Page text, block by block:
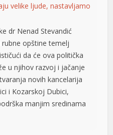
velike ljude, nastavljamo
dr Nenad Stevandić
opštine temelj
da će ova politička
u njihov razvoj i jačanje
novih kancelarija
i Kozarskoj Dubici,
manjim sredinama